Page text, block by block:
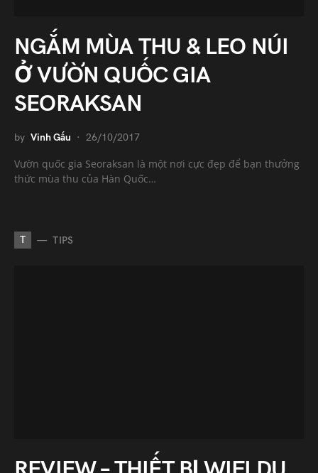
NGẮM MÙA THU & LEO NÚI
Ở VƯỜN QUỐC GIA
SEORAKSAN
by Vinh Gấu 26/10/2017
Vườn quốc gia Seoraksan là một nơi cực đẹp để bạn thưởng
thức mùa thu của Hàn Quốc…
T TIPS